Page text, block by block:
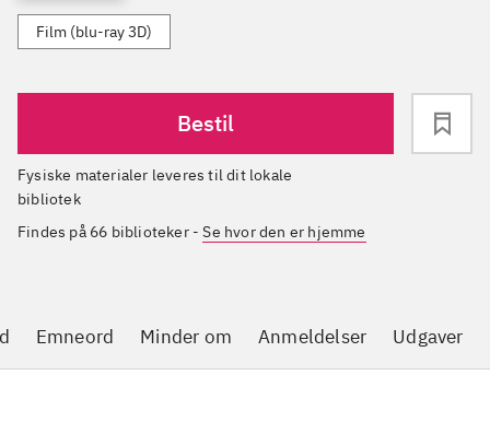
Film (blu-ray 3D)
Bestil
Fysiske materialer leveres til dit lokale
bibliotek
Findes på 66 biblioteker-Se hvor den er hjemme
Emneord Minder om Anmeldelser Udgaver